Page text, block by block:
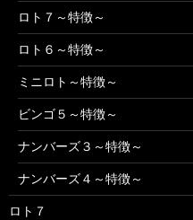
ロト７～特徴～
ロト６～特徴～
ミニロト～特徴～
ビンゴ５～特徴～
ナンバーズ３～特徴～
ナンバーズ４～特徴～
ロト７